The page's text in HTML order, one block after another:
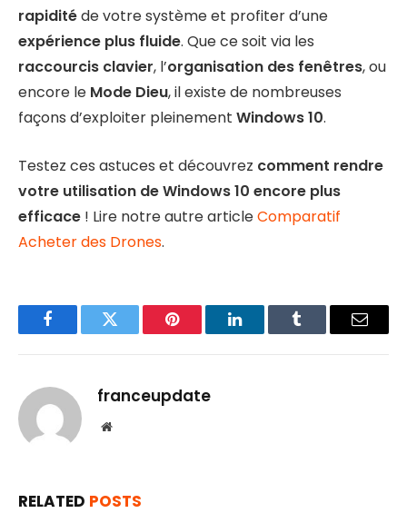
rapiditéde votre système et profiter d’une
expérience plus fluide. Que ce soit via les
raccourcis clavier, l’organisation des fenêtres, ou
encore le Mode Dieu, il existe de nombreuses
façons d’exploiter pleinement Windows 10.
Testez ces astuces et découvrez comment rendre
votre utilisation de Windows 10 encore plus
efficace ! Lire notre autre articleComparatif
Acheter des Drones.
FacebookTwitter Pinterest LinkedInTumblr Email
franceupdate
Website
RELATED POSTS